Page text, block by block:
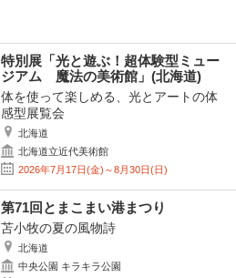
特別展「光と遊ぶ！超体験型ミュー
ジアム 魔法の美術館」(北海道)
体を使って楽しめる、光とアートの体
感型展覧会
北海道
北海道立近代美術館
2026年7月17日(金)～8月30日(日)
第71回とまこまい港まつり
苫小牧の夏の風物詩
北海道
中央公園 キラキラ公園